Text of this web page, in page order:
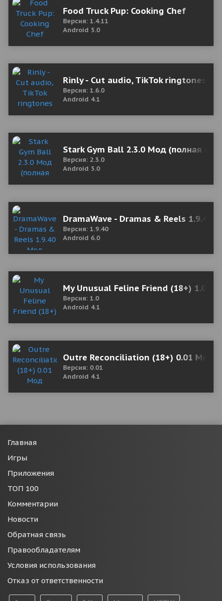
Food Truck Pup: Cooking Chef
Версия: 1.4.11
Android 5.0
Rinly - Cut audio, TikTok ringtones
Версия: 1.6.0
Android 4.1
Stark Gym Ball 2.3.0 Мод (полная
Версия: 2.3.0
Android 5.0
DramaWave - Dramas & Reels 1.9.40
Версия: 1.9.40
Android 6.0
My Unusual Feline Friend (18+) 1.0
Версия: 1.0
Android 4.1
Outre Reconciliation (18+) 0.01 Мод
Версия: 0.01
Android 4.1
Главная
Игры
Приложения
ТОП 100
Комментарии
Новости
Обратная связь
Правообладателям
Условия использования
Отказ от ответственности